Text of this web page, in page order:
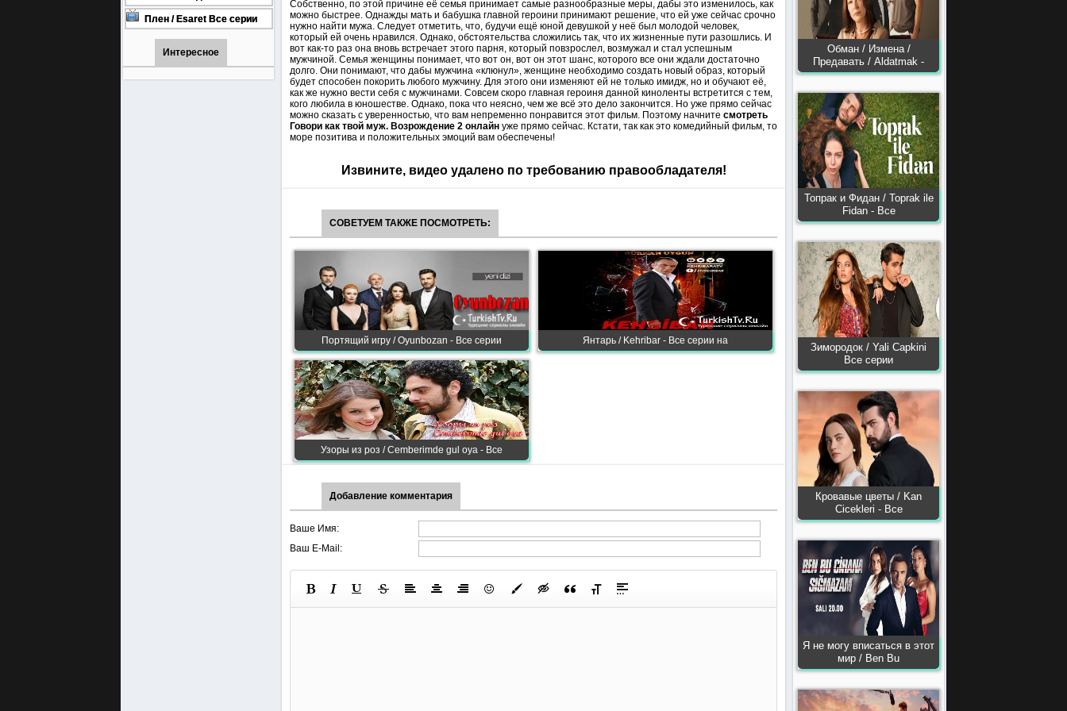
онлайн бесплатно
1001 (Турецкий сериал Все
серии) 1-90 серия
Плен / Esaret Все серии
турецкий сериал смотреть
онлайн на русском языке
Интересное
Обман / Измена /
Предавать / Aldatmak -
Топрак и Фидан / Toprak ile
Fidan - Все
Зимородок / Yali Capkini
Все серии
Кровавые цветы / Kan
Сiсekleri - Все
Я не могу вписаться в этот
мир / Ben Bu
Собственно, по этой причине её семья принимает самые разнообразные меры, дабы это изменилось, как
можно быстрее. Однажды мать и бабушка главной героини принимают решение, что ей уже сейчас срочно
нужно найти мужа. Следует отметить, что, будучи ещё юной девушкой у неё был молодой человек,
который ей очень нравился. Однако, обстоятельства сложились так, что их жизненные пути разошлись. И
вот как-то раз она вновь встречает этого парня, который повзрослел, возмужал и стал успешным
мужчиной. Семья женщины понимает, что вот он, вот он этот шанс, которого все они ждали достаточно
долго. Они понимают, что дабы мужчина «клюнул», женщине необходимо создать новый образ, который
будет способен покорить любого мужчину. Для этого они изменяют ей не только имидж, но и обучают её,
как же нужно вести себя с мужчинами. Совсем скоро главная героиня данной киноленты встретится с тем,
кого любила в юношестве. Однако, пока что неясно, чем же всё это дело закончится. Но уже прямо сейчас
можно сказать с уверенностью, что вам непременно понравится этот фильм. Поэтому начните смотреть
Говори как твой муж. Возрождение 2 онлайн уже прямо сейчас. Кстати, так как это комедийный фильм, то
море позитива и положительных эмоций вам обеспечены!
Извините, видео удалено по требованию правообладателя!
СОВЕТУЕМ ТАКЖЕ ПОСМОТРЕТЬ:
Портящий игру / Oyunbozan - Все серии Янтарь / Kehribar - Все серии на
Узоры из роз / Cemberimde gul oya - Все
Добавление комментария
Ваше Имя:
Ваш E-Mail: